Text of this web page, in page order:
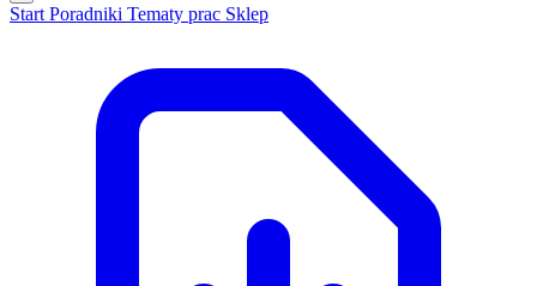
Start Poradniki Tematy prac Sklep